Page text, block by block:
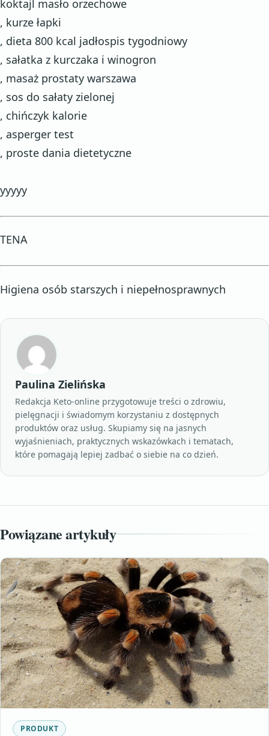
koktajl masło orzechowe
, kurze łapki
, dieta 800 kcal jadłospis tygodniowy
, sałatka z kurczaka i winogron
, masaż prostaty warszawa
, sos do sałaty zielonej
, chińczyk kalorie
, asperger test
, proste dania dietetyczne
yyyyy
TENA
Higiena osób starszych i niepełnosprawnych
Paulina Zielińska
Redakcja Keto-online przygotowuje treści o zdrowiu,
pielęgnacji i świadomym korzystaniu z dostępnych
produktów oraz usług. Skupiamy się na jasnych
wyjaśnieniach, praktycznych wskazówkach i tematach,
które pomagają lepiej zadbać o siebie na co dzień.
Powiązane artykuły
PRODUKT